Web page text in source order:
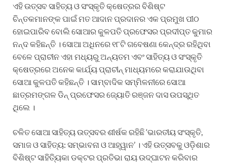
ଏହି ଉତ୍ସବ ସାହିତ୍ୟ ଓ ସଂସ୍କୃତି କ୍ଷେତ୍ରର ବିଶିଷ୍ଟ
ଚିନ୍ତକମାନଙ୍କ ପାଇଁ ମତ ଆଦାନ ପ୍ରଦାନର ଏକ ପ୍ରମୁଖ ପୀଠ
ହୋଇପାରିବ ବୋଲି ସୋଆର କୁଳପତି ପ୍ରଫେସର ପ୍ରଦୀପ୍ତ କୁମାର
ନନ୍ଦ କହିଛନ୍ତି । ସୋଆ ଅଧିନରେ ୧୮ଟି ଗବେଷଣା କେନ୍ଦ୍ର ରହିଥିବା
ବେଳେ ପ୍ରାଚୀନ ଏହା ମଧ୍ୟରୁ ଅନ୍ୟତମ ଏବଂ ସାହିତ୍ୟ ଓ ସଂସ୍କୃତି
କ୍ଷେତ୍ରରେ ଅନେକ କାର୍ଯ୍ୟ ପ୍ରାଚୀନ୍ ମାଧ୍ୟମରେ କରାଯାଉଥିବା
ସୋଆ କୁଳପତି କହିଛନ୍ତି । ସାମ୍ବାଦିକ ସମ୍ମିଳନୀରେ ସୋଆ
ଛାତ୍ରମଙ୍ଗଳ ଡିନ୍ ପ୍ରଫେସର ଜ୍ୟୋତି ରଞ୍ଜନ ଦାସ ଉପସ୍ଥିତ
ଥିଲେ ।
ଚଳିତ ସୋଆ ସାହିତ୍ୟ ଉତ୍ସବର ଶୀର୍ଷକ ରହିଛି ‘ଭାରତୀୟ ସଂସ୍କୃତି,
ସମାଜ ଓ ସାହିତ୍ୟ: ସମ୍ଭାବନା ଓ ଆହ୍ୱାନ’ । ଏହି ଉତ୍ସବକୁ ଓଡ଼ିଶାର
ବିଶିଷ୍ଟ ସାହିତ୍ୟିକା ଡକ୍ଟର ପ୍ରତିଭା ରାୟ ଉଦ୍‌ଘାଟନ କରିବାର